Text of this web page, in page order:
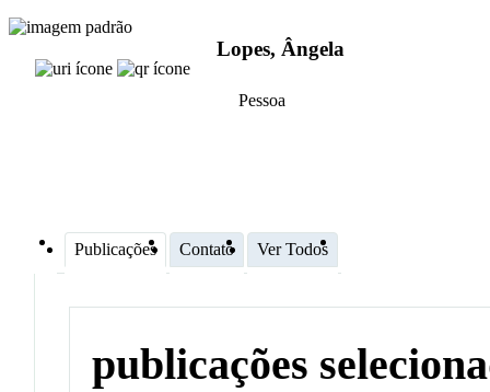
Lopes, Ângela
Pessoa
Publicações Contato Ver Todos
publicações